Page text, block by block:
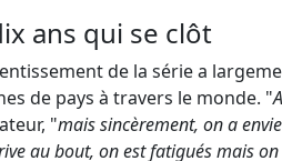
ans qui se clôt
de la série a
de pays à travers le monde. "
"mais sincèrement, on a
au bout, on est fatigués mais